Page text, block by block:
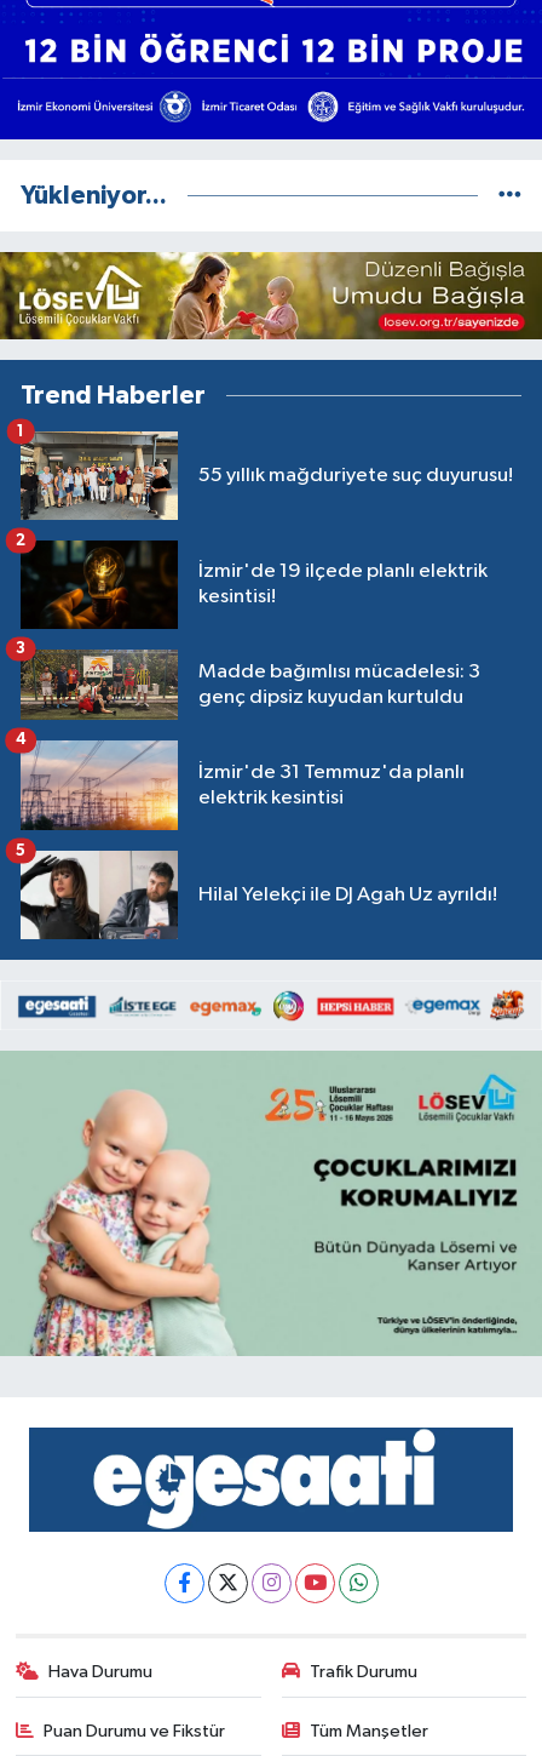
Yükleniyor...
Trend Haberler
55 yıllık mağduriyete suç duyurusu!
1
İzmir'de 19 ilçede planlı elektrik
kesintisi!
2
Madde bağımlısı mücadelesi: 3
genç dipsiz kuyudan kurtuldu
3
İzmir'de 31 Temmuz'da planlı
elektrik kesintisi
4
Hilal Yelekçi ile DJ Agah Uz ayrıldı!
5
Hava Durumu Trafik Durumu
Puan Durumu ve Fikstür Tüm Manşetler